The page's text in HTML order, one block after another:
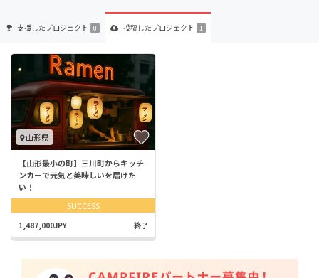
支援したプロジェクト 0 投稿したプロジェクト 1
山形県
【山形最小の町】三川町からキッチ
ンカーで元気と美味しいを届けた
い！
SUCCESS
1,487,000JPY 終了